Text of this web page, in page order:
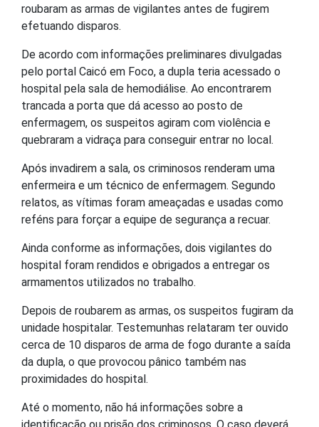
roubaram as armas de vigilantes antes de fugirem
efetuando disparos.
De acordo com informações preliminares divulgadas
pelo portal Caicó em Foco, a dupla teria acessado o
hospital pela sala de hemodiálise. Ao encontrarem
trancada a porta que dá acesso ao posto de
enfermagem, os suspeitos agiram com violência e
quebraram a vidraça para conseguir entrar no local.
Após invadirem a sala, os criminosos renderam uma
enfermeira e um técnico de enfermagem. Segundo
relatos, as vítimas foram ameaçadas e usadas como
reféns para forçar a equipe de segurança a recuar.
Ainda conforme as informações, dois vigilantes do
hospital foram rendidos e obrigados a entregar os
armamentos utilizados no trabalho.
Depois de roubarem as armas, os suspeitos fugiram da
unidade hospitalar. Testemunhas relataram ter ouvido
cerca de 10 disparos de arma de fogo durante a saída
da dupla, o que provocou pânico também nas
proximidades do hospital.
Até o momento, não há informações sobre a